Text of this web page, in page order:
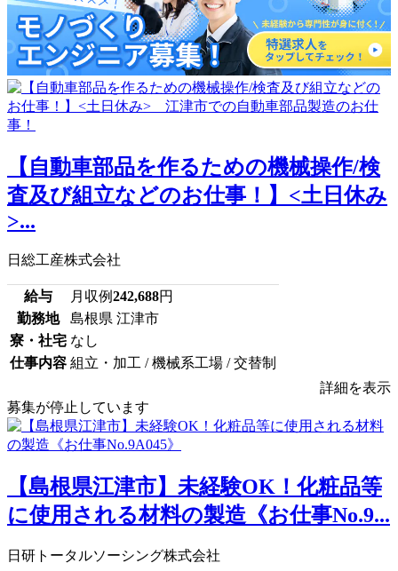
【自動車部品を作るための機械操作/検
査及び組立などのお仕事！】<土日休み
>...
日総工産株式会社
給与 月収例242,688円
勤務地
島根県 江津市
寮・社宅 なし
仕事内容 組立・加工 / 機械系工場 / 交替制
詳細を表示
募集が停止しています
【島根県江津市】未経験OK！化粧品等
に使用される材料の製造《お仕事No.9...
日研トータルソーシング株式会社